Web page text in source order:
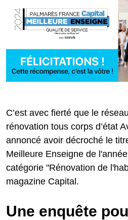
C’est avec fierté que le
rénovation tous corps d’état
annoncé avoir décroché le
Meilleure Enseigne de
catégorie "Rénovation de
magazine Capital.
Une enquête